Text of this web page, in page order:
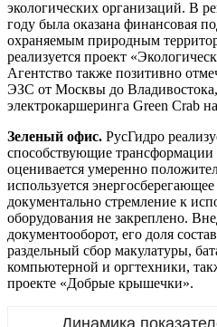
экологических организаций. В
году была оказана финансовая
охраняемым природным
реализуется проект
Агентство также позитивно
ЭЗС от Москвы до Владивостока,
электрокаршеринга Green Crab
Зеленый офис. РусГидро
способствующие трансформации
оценивается умеренно
используется
документально стремление к
оборудования не закреплено.
документооборот, его доля
раздельный сбор макулатуры,
компьютерной и оргтехники,
проекте «Добрые крышечки».